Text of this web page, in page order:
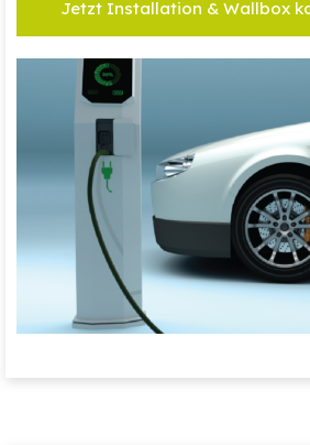
Jetzt Installation & Wallbox